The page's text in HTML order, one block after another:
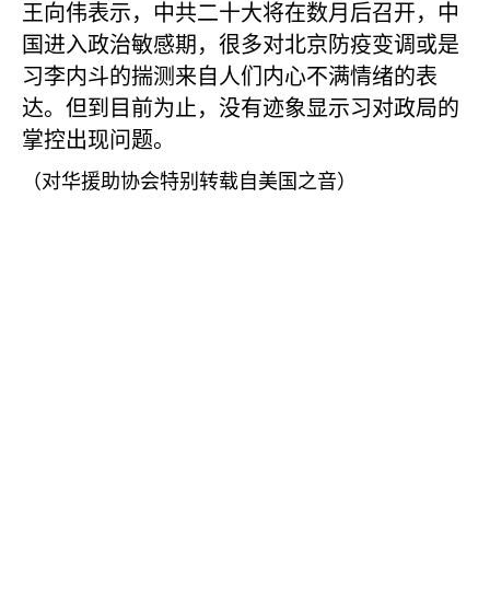
王向伟表示，中共二十大将在数月后召开，中
国进入政治敏感期，很多对北京防疫变调或是
习李内斗的揣测来自人们内心不满情绪的表
达。但到目前为止，没有迹象显示习对政局的
掌控出现问题。
（对华援助协会特别转载自美国之音）